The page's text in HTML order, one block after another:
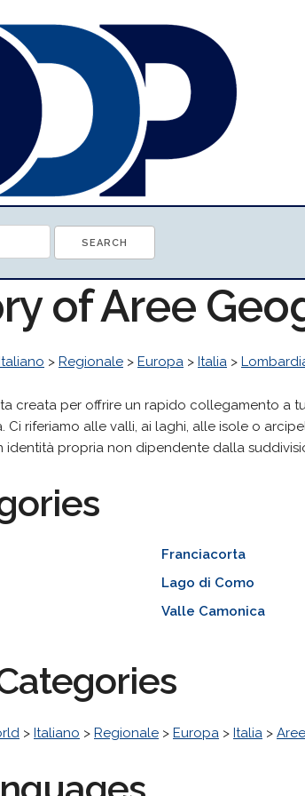
of Aree
> Regionale > Europa > Italia >
creata per offrire un rapido collegamento a
riferiamo alle valli, ai laghi, alle isole o
identità propria non dipendente dalla
Franciacorta
Lago di Como
Valle Camonica
> Italiano > Regionale > Europa > Italia >